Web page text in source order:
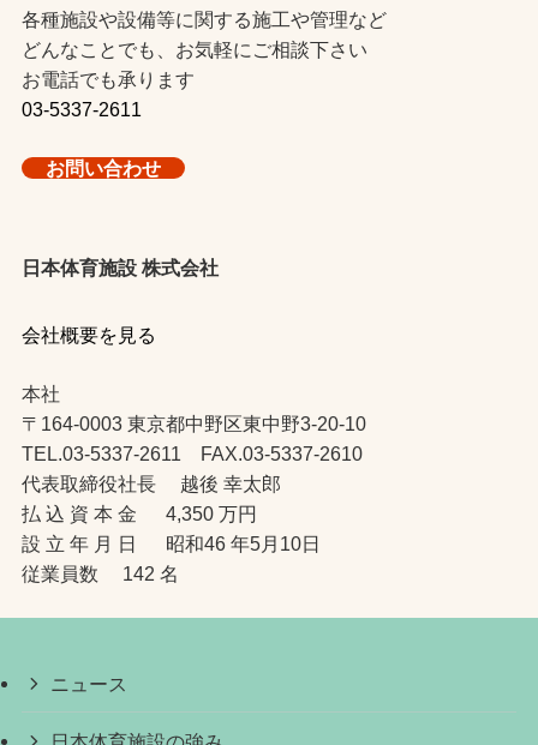
各種施設や設備等に関する施工や管理など
どんなことでも、お気軽にご相談下さい
お電話でも承ります
03-5337-2611
お問い合わせ
日本体育施設 株式会社
会社概要を見る
本社
〒164-0003 東京都中野区東中野3-20-10
TEL.03-5337-2611 FAX.03-5337-2610
代表取締役社長 越後 幸太郎
払 込 資 本 金 4,350 万円
設 立 年 月 日 昭和46 年5月10日
従業員数 142 名
ニュース